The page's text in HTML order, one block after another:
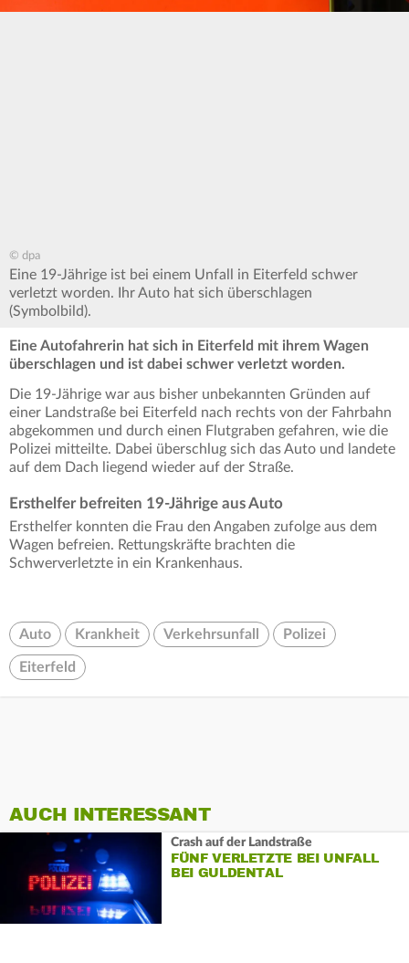
© dpa
Eine 19-Jährige ist bei einem Unfall in Eiterfeld schwer
verletzt worden. Ihr Auto hat sich überschlagen
(Symbolbild).
Eine Autofahrerin hat sich in Eiterfeld mit ihrem Wagen
überschlagen und ist dabei schwer verletzt worden.
Die 19-Jährige war aus bisher unbekannten Gründen auf
einer Landstraße bei Eiterfeld nach rechts von der Fahrbahn
abgekommen und durch einen Flutgraben gefahren, wie die
Polizei mitteilte. Dabei überschlug sich das Auto und landete
auf dem Dach liegend wieder auf der Straße.
Ersthelfer befreiten 19-Jährige aus Auto
Ersthelfer konnten die Frau den Angaben zufolge aus dem
Wagen befreien. Rettungskräfte brachten die
Schwerverletzte in ein Krankenhaus.
Auto Krankheit Verkehrsunfall Polizei
Eiterfeld
AUCH INTERESSANT
Crash auf der Landstraße
FÜNF VERLETZTE BEI UNFALL
BEI GULDENTAL